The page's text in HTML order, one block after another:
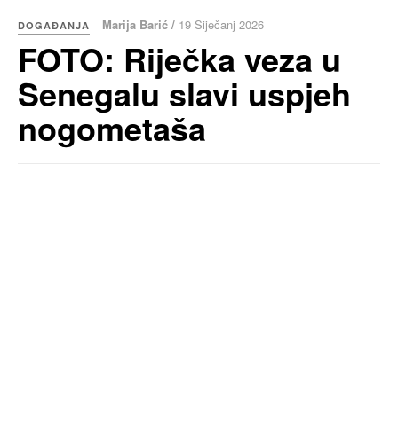
DOGAĐANJA Marija Barić / 19 Siječanj 2026
FOTO: Riječka veza u
Senegalu slavi uspjeh
nogometaša